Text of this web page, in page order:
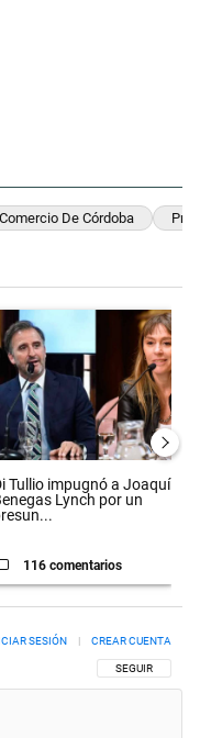
De Córdoba
Patricia Bullrich
artículo de tendencia con el
Tullio impugnó a Joaquín
Lynch por un
116 comentarios
SIGA ESTA
SEGUIR
SESIÓN CREAR CUENTA